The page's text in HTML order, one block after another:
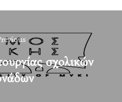
Previous
σχολικών